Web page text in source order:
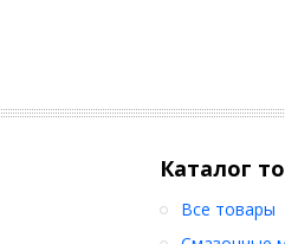
Каталог
Все товары